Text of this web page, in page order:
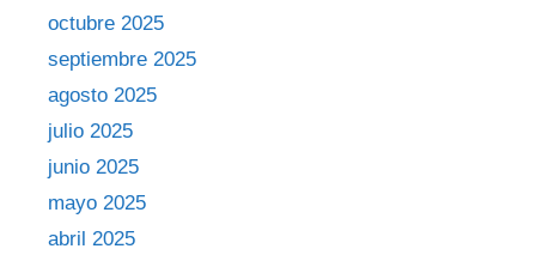
octubre 2025
septiembre 2025
agosto 2025
julio 2025
junio 2025
mayo 2025
abril 2025